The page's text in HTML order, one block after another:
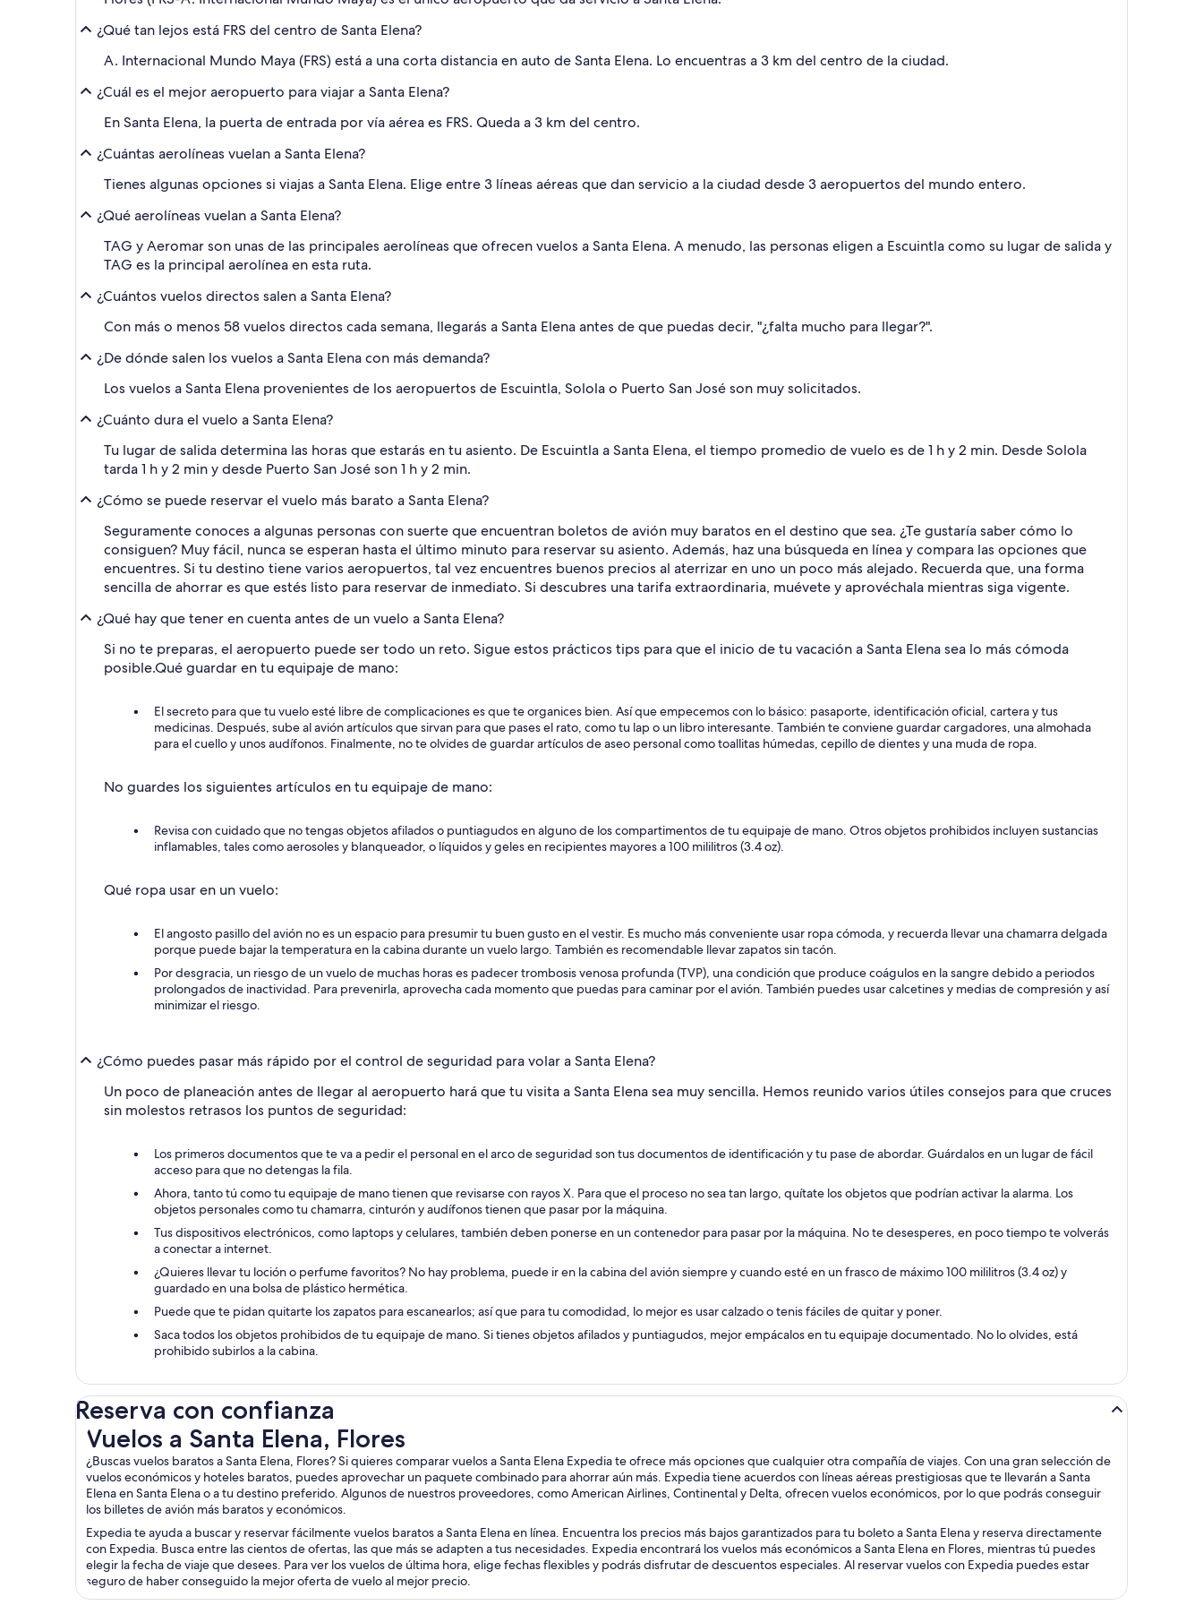
¿Qué tan lejos está FRS del centro de Santa Elena?
A. Internacional Mundo Maya (FRS) está a una corta distancia en auto de Santa Elena. Lo encuentras a 3 km del centro de la ciudad.
¿Cuál es el mejor aeropuerto para viajar a Santa Elena?
En Santa Elena, la puerta de entrada por vía aérea es FRS. Queda a 3 km del centro.
¿Cuántas aerolíneas vuelan a Santa Elena?
Tienes algunas opciones si viajas a Santa Elena. Elige entre 3 líneas aéreas que dan servicio a la ciudad desde 3 aeropuertos del mundo entero.
¿Qué aerolíneas vuelan a Santa Elena?
TAG y Aeromar son unas de las principales aerolíneas que ofrecen vuelos a Santa Elena. A menudo, las personas eligen a Escuintla como su lugar de salida y
TAG es la principal aerolínea en esta ruta.
¿Cuántos vuelos directos salen a Santa Elena?
Con más o menos 58 vuelos directos cada semana, llegarás a Santa Elena antes de que puedas decir, "¿falta mucho para llegar?".
¿De dónde salen los vuelos a Santa Elena con más demanda?
Los vuelos a Santa Elena provenientes de los aeropuertos de Escuintla, Solola o Puerto San José son muy solicitados.
¿Cuánto dura el vuelo a Santa Elena?
Tu lugar de salida determina las horas que estarás en tu asiento. De Escuintla a Santa Elena, el tiempo promedio de vuelo es de 1 h y 2 min. Desde Solola
tarda 1 h y 2 min y desde Puerto San José son 1 h y 2 min.
¿Cómo se puede reservar el vuelo más barato a Santa Elena?
Seguramente conoces a algunas personas con suerte que encuentran boletos de avión muy baratos en el destino que sea. ¿Te gustaría saber cómo lo
consiguen? Muy fácil, nunca se esperan hasta el último minuto para reservar su asiento. Además, haz una búsqueda en línea y compara las opciones que
encuentres. Si tu destino tiene varios aeropuertos, tal vez encuentres buenos precios al aterrizar en uno un poco más alejado. Recuerda que, una forma
sencilla de ahorrar es que estés listo para reservar de inmediato. Si descubres una tarifa extraordinaria, muévete y aprovéchala mientras siga vigente.
¿Qué hay que tener en cuenta antes de un vuelo a Santa Elena?
Si no te preparas, el aeropuerto puede ser todo un reto. Sigue estos prácticos tips para que el inicio de tu vacación a Santa Elena sea lo más cómoda
posible.Qué guardar en tu equipaje de mano:
El secreto para que tu vuelo esté libre de complicaciones es que te organices bien. Así que empecemos con lo básico: pasaporte, identificación oficial, cartera y tus
medicinas. Después, sube al avión artículos que sirvan para que pases el rato, como tu lap o un libro interesante. También te conviene guardar cargadores, una almohada
para el cuello y unos audífonos. Finalmente, no te olvides de guardar artículos de aseo personal como toallitas húmedas, cepillo de dientes y una muda de ropa.
No guardes los siguientes artículos en tu equipaje de mano:
Revisa con cuidado que no tengas objetos afilados o puntiagudos en alguno de los compartimentos de tu equipaje de mano. Otros objetos prohibidos incluyen sustancias
inflamables, tales como aerosoles y blanqueador, o líquidos y geles en recipientes mayores a 100 mililitros (3.4 oz).
Qué ropa usar en un vuelo:
El angosto pasillo del avión no es un espacio para presumir tu buen gusto en el vestir. Es mucho más conveniente usar ropa cómoda, y recuerda llevar una chamarra delgada
porque puede bajar la temperatura en la cabina durante un vuelo largo. También es recomendable llevar zapatos sin tacón.
Por desgracia, un riesgo de un vuelo de muchas horas es padecer trombosis venosa profunda (TVP), una condición que produce coágulos en la sangre debido a periodos
prolongados de inactividad. Para prevenirla, aprovecha cada momento que puedas para caminar por el avión. También puedes usar calcetines y medias de compresión y así
minimizar el riesgo.
¿Cómo puedes pasar más rápido por el control de seguridad para volar a Santa Elena?
Un poco de planeación antes de llegar al aeropuerto hará que tu visita a Santa Elena sea muy sencilla. Hemos reunido varios útiles consejos para que cruces
sin molestos retrasos los puntos de seguridad:
Los primeros documentos que te va a pedir el personal en el arco de seguridad son tus documentos de identificación y tu pase de abordar. Guárdalos en un lugar de fácil
acceso para que no detengas la fila.
Ahora, tanto tú como tu equipaje de mano tienen que revisarse con rayos X. Para que el proceso no sea tan largo, quítate los objetos que podrían activar la alarma. Los
objetos personales como tu chamarra, cinturón y audífonos tienen que pasar por la máquina.
Tus dispositivos electrónicos, como laptops y celulares, también deben ponerse en un contenedor para pasar por la máquina. No te desesperes, en poco tiempo te volverás
a conectar a internet.
¿Quieres llevar tu loción o perfume favoritos? No hay problema, puede ir en la cabina del avión siempre y cuando esté en un frasco de máximo 100 mililitros (3.4 oz) y
guardado en una bolsa de plástico hermética.
Puede que te pidan quitarte los zapatos para escanearlos; así que para tu comodidad, lo mejor es usar calzado o tenis fáciles de quitar y poner.
Saca todos los objetos prohibidos de tu equipaje de mano. Si tienes objetos afilados y puntiagudos, mejor empácalos en tu equipaje documentado. No lo olvides, está
prohibido subirlos a la cabina.
Reserva con confianza
Vuelos a Santa Elena, Flores
¿Buscas vuelos baratos a Santa Elena, Flores? Si quieres comparar vuelos a Santa Elena Expedia te ofrece más opciones que cualquier otra compañía de viajes. Con una gran selección de
vuelos económicos y hoteles baratos, puedes aprovechar un paquete combinado para ahorrar aún más. Expedia tiene acuerdos con líneas aéreas prestigiosas que te llevarán a Santa
Elena en Santa Elena o a tu destino preferido. Algunos de nuestros proveedores, como American Airlines, Continental y Delta, ofrecen vuelos económicos, por lo que podrás conseguir
los billetes de avión más baratos y económicos.
Expedia te ayuda a buscar y reservar fácilmente vuelos baratos a Santa Elena en línea. Encuentra los precios más bajos garantizados para tu boleto a Santa Elena y reserva directamente
con Expedia. Busca entre las cientos de ofertas, las que más se adapten a tus necesidades. Expedia encontrará los vuelos más económicos a Santa Elena en Flores, mientras tú puedes
elegir la fecha de viaje que desees. Para ver los vuelos de última hora, elige fechas flexibles y podrás disfrutar de descuentos especiales. Al reservar vuelos con Expedia puedes estar
seguro de haber conseguido la mejor oferta de vuelo al mejor precio.
Vuelos a Santa Elena, Flores